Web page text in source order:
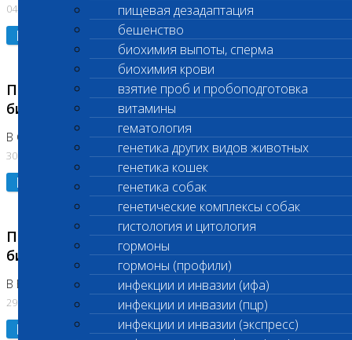
пищевая дезадаптация
бешенство
биохимия выпоты, сперма
биохимия крови
взятие проб и пробоподготовка
витамины
гематология
генетика других видов животных
генетика кошек
генетика собак
генетические комплексы собак
гистология и цитология
гормоны
гормоны (профили)
инфекции и инвазии (ифа)
инфекции и инвазии (пцр)
инфекции и инвазии (экспресс)
04.08.2026
Подробнее
Приостановлено выполнение срочных
биохимических исследований
В Сколково. Код (123,309,310)
30.07.2026
Подробнее
Приостановлено выполнение срочных
биохимических исследований
В Бутово 29.07.26
29.07.2026
Подробнее